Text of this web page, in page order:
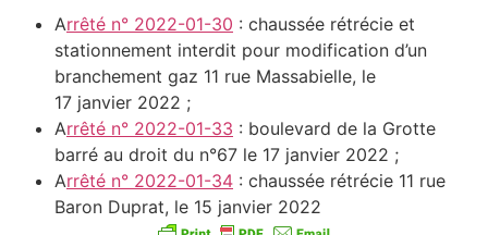
Arrêté n° 2022-01-30 : chaussée rétrécie et
stationnement interdit pour modification d’un
branchement gaz 11 rue Massabielle, le
17 janvier 2022 ;
Arrêté n° 2022-01-33 : boulevard de la Grotte
barré au droit du n°67 le 17 janvier 2022 ;
Arrêté n° 2022-01-34 : chaussée rétrécie 11 rue
Baron Duprat, le 15 janvier 2022